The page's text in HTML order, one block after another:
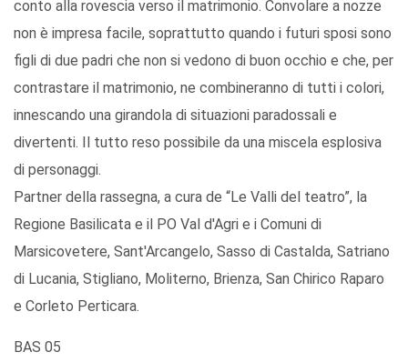
conto alla rovescia verso il matrimonio. Convolare a nozze
non è impresa facile, soprattutto quando i futuri sposi sono
figli di due padri che non si vedono di buon occhio e che, per
contrastare il matrimonio, ne combineranno di tutti i colori,
innescando una girandola di situazioni paradossali e
divertenti. Il tutto reso possibile da una miscela esplosiva
di personaggi.
Partner della rassegna, a cura de “Le Valli del teatro”, la
Regione Basilicata e il PO Val d'Agri e i Comuni di
Marsicovetere, Sant'Arcangelo, Sasso di Castalda, Satriano
di Lucania, Stigliano, Moliterno, Brienza, San Chirico Raparo
e Corleto Perticara.
BAS 05